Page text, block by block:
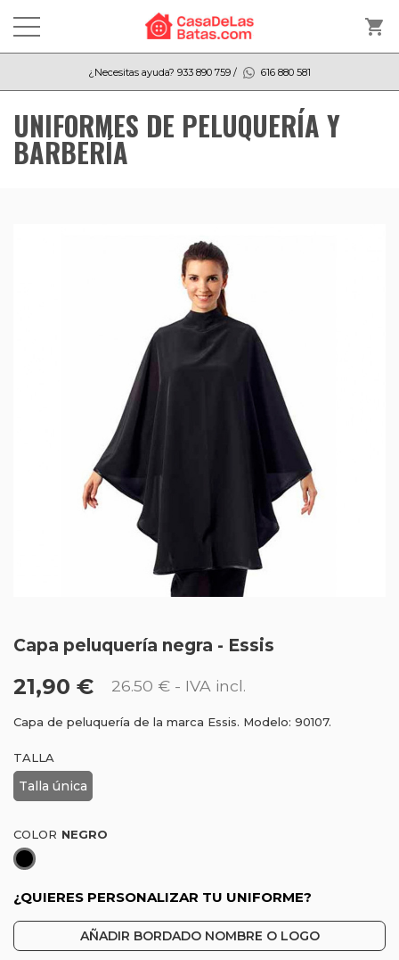
shopping_cart
¿Necesitas ayuda? 933 890 759 / 616 880 581
UNIFORMES DE PELUQUERÍA Y
BARBERÍA
Capa peluquería negra - Essis
21,90 € 26.50 € - IVA incl.
Capa de peluquería de la marca Essis. Modelo: 90107.
TALLA
Talla única
COLOR
Negro
¿QUIERES PERSONALIZAR TU UNIFORME?
AÑADIR BORDADO NOMBRE O LOGO